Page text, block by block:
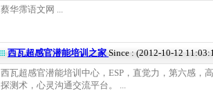
蔡华霈语文网 ...
西瓦超感官潜能培训之家Since : (2012-10-12
西瓦超感官潜能培训中心，ESP，直觉力，第六感，
探测术，心灵沟通交流平台。 ...